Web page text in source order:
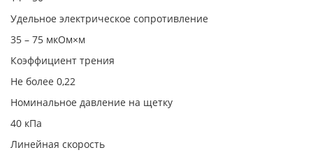
Удельное электрическое сопротивление
35 – 75 мкОм×м
Коэффициент трения
Не более 0,22
Номинальное давление на щетку
40 кПа
Линейная скорость